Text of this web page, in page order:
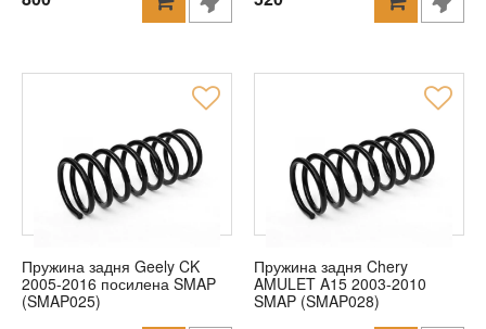
Пружина задня Geely CK
2005-2016 посилена SMAP
(SMAP025)
Пружина задня Chery
AMULET A15 2003-2010
SMAP (SMAP028)